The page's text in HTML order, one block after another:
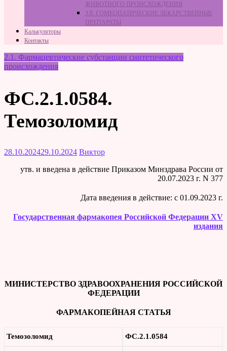
ЖИВОТНОГО ПРОИСХОЖДЕНИЯ
3.8. ГОМЕОПАТИЧЕСКИЕ ЛЕКАРСТВЕННЫЕ
ПРЕПАРАТЫ
Калькуляторы
Контакты
2.1. Фармацевтические субстанции синтетического
происхождения
ФС.2.1.0584.
Темозоломид
28.10.202429.10.2024 Виктор
утв. и введена в действие Приказом Минздрава России от
20.07.2023 г. N 377
Дата введения в действие: c 01.09.2023 г.
Государственная фармакопея Российской Федерации XV
издания
МИНИСТЕРСТВО ЗДРАВООХРАНЕНИЯ РОССИЙСКОЙ
ФЕДЕРАЦИИ
ФАРМАКОПЕЙНАЯ СТАТЬЯ
Темозоломид ФС.2.1.0584